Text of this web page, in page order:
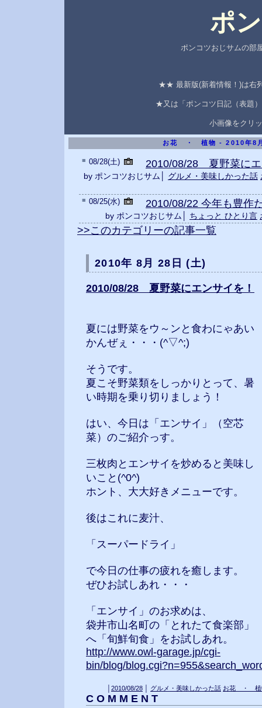
ポ
ポンコツおじサムの部
★★ 最新版(新着情報！)は右
★又は「ポンコツ日記（表題
小画像をクリ
お花 ・ 植物 - 2010年8
■ 08/28(土) 2010/08/28 夏野菜に
by ポンコツおじサム│ グルメ・美味しかった話
■ 08/25(水) 2010/08/22 今年も豊作
by ポンコツおじサム│ ちょっと ひとり言
>>このカテゴリーの記事一覧
2010年 8月 28日 (土)
2010/08/28 夏野菜にエンサイを！
夏には野菜をウ～ンと食わにゃあい
かんぜぇ・・・(^▽^;)
そうです。
夏こそ野菜類をしっかりとって、暑
い時期を乗り切りましょう！
はい、今日は「エンサイ」（空芯
菜）のご紹介っす。
三枚肉とエンサイを炒めると美味し
いこと(^0^)
ホント、大大好きメニューです。
後はこれに麦汁、
「スーパードライ」
で今日の仕事の疲れを癒します。
ぜひお試しあれ・・・
「エンサイ」のお求めは、
袋井市山名町の「とれたて食楽部」
へ「旬鮮旬食」をお試しあれ。
http://www.owl-garage.jp/cgi-
bin/blog/
2010/08/28 グルメ・美味しかった話 お花 ・ 植
C O M M E N T